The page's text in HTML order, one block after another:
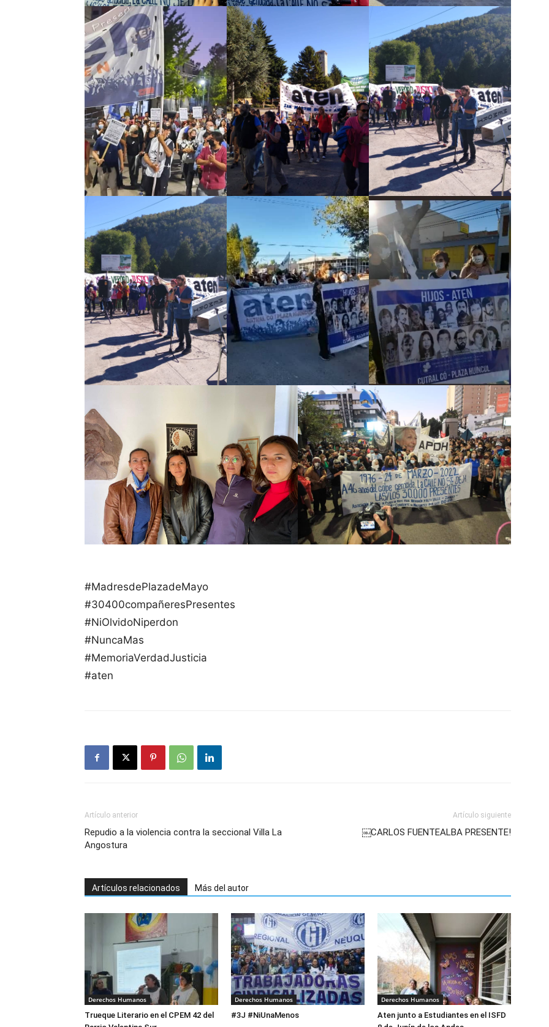
#MadresdePlazadeMayo
#30400compañeresPresentes
#NiOlvidoNiperdon
#NuncaMas
#MemoriaVerdadJusticia
#aten
Artículo anterior
Repudio a la violencia contra la seccional Villa La
Angostura
Artículo siguiente
￼CARLOS FUENTEALBA PRESENTE!
Artículos relacionados Más del autor
Derechos Humanos
Trueque Literario en el CPEM 42 del
Derechos Humanos
#3J #NiUnaMenos
Derechos Humanos
Aten junto a Estudiantes en el ISFD